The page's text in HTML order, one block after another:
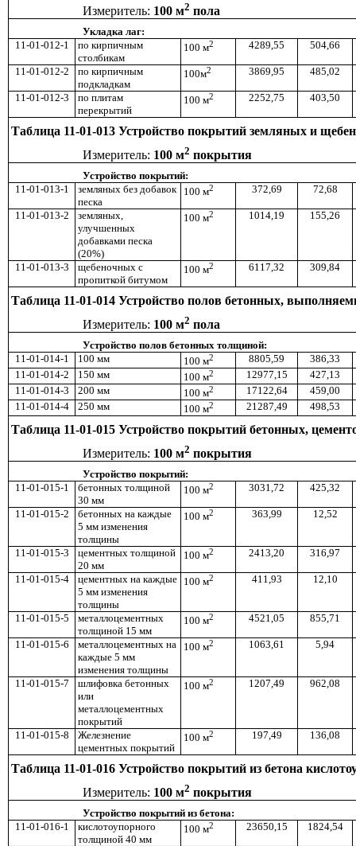
Измеритель: 100 м2 пола
Укладка лаг:
11-01-012-1
по кирпичным
столбикам
100 м2 4289,55 504,66
11-01-012-2
по кирпичным
подкладкам
100м2 3869,95 485,02
11-01-012-3
по плитам
перекрытий
100 м2 2252,75 403,50
Таблица 11-01-013 Устройство покрытий земляных и
Измеритель: 100 м2 покрытия
Устройство покрытий:
11-01-013-1
земляных без добавок
песка
100 м2 372,69 72,68
11-01-013-2
земляных,
улучшенных
добавками песка
(20%)
100 м2 1014,19 155,26
11-01-013-3
щебеночных с
пропиткой битумом
100 м2 6117,32 309,84
Таблица 11-01-014 Устройство полов бетонных,
Измеритель: 100 м2 пола
Устройство полов бетонных толщиной:
11-01-014-1
100 мм 100 м2 8805,59
386,33
11-01-014-2
150 мм 100 м2 12977,15
427,13
11-01-014-3
200 мм 100 м2 17122,64
459,00
11-01-014-4
250 мм 100 м2 21287,49 498,53
Таблица 11-01-015 Устройство покрытий бетонных,
Измеритель: 100 м2 покрытия
Устройство покрытий:
11-01-015-1
бетонных толщиной
30 мм
100 м2 3031,72 425,32
11-01-015-2
бетонных на каждые
5 мм изменения
толщины
100 м2 363,99 12,52
11-01-015-3
цементных толщиной
20 мм
100 м2 2413,20 316,97
11-01-015-4
цементных на каждые
5 мм изменения
толщины
100 м2 411,93 12,10
11-01-015-5
металлоцементных
толщиной 15 мм
100 м2 4521,05 855,71
11-01-015-6
металлоцементных на
каждые 5 мм
изменения толщины
100 м2 1063,61 5,94
11-01-015-7
шлифовка бетонных
или
металлоцементных
покрытий
100 м2 1207,49 962,08
11-01-015-8
Железнение
цементных покрытий
100 м2 197,49 136,08
Таблица 11-01-016 Устройство покрытий из бетона
Измеритель: 100 м2 покрытия
Устройство покрытий из бетона:
11-01-016-1
кислотоупорного
толщиной 40 мм
100 м2 23650,15 1824,54